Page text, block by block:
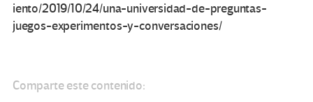
iento/2019/10/24/una-universidad-de-preguntas-
juegos-experimentos-y-conversaciones/
Comparte este contenido: